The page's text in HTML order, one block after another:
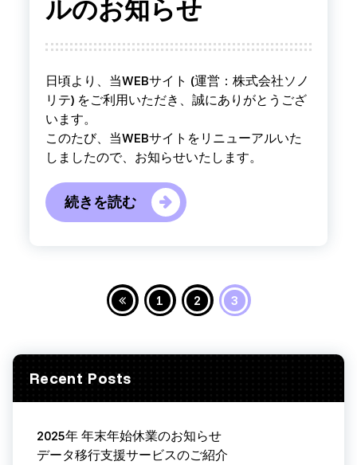
ルのお知らせ
日頃より、当WEBサイト (運営：株式会社ソノ
リテ) をご利用いただき、誠にありがとうござ
います。
このたび、当WEBサイトをリニューアルいた
しましたので、お知らせいたします。
続きを読む
1 2 3
Recent Posts
2025年 年末年始休業のお知らせ
データ移行支援サービスのご紹介